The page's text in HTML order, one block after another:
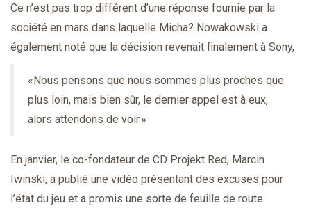
Ce n’est pas trop différent d’une réponse fournie par la
société en mars dans laquelle Micha? Nowakowski a
également noté que la décision revenait finalement à Sony,
«Nous pensons que nous sommes plus proches que
plus loin, mais bien sûr, le dernier appel est à eux,
alors attendons de voir.»
En janvier, le co-fondateur de CD Projekt Red, Marcin
Iwinski, a publié une vidéo présentant des excuses pour
l’état du jeu et a promis une sorte de feuille de route.